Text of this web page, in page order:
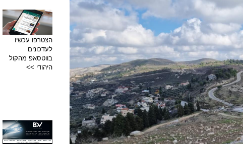
הצטרפו עכשיו
לעדכונים
בווטסאפ מהקול
היהודי >>